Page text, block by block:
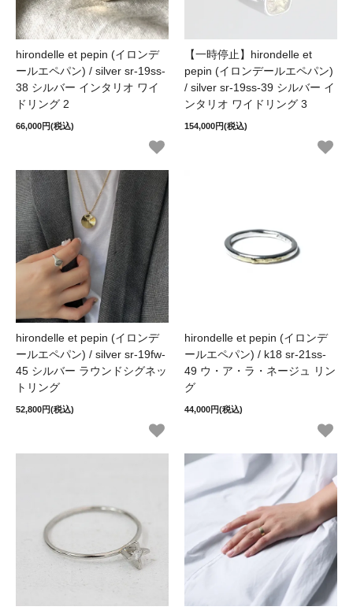
hirondelle et pepin (イロンデ
ールエペパン) / silver sr-19ss-
38 シルバー インタリオ ワイ
ドリング 2
66,000円(税込)
【一時停止】hirondelle et
pepin (イロンデールエペパン)
/ silver sr-19ss-39 シルバー イ
ンタリオ ワイドリング 3
154,000円(税込)
hirondelle et pepin (イロンデ
ールエペパン) / silver sr-19fw-
45 シルバー ラウンドシグネッ
トリング
52,800円(税込)
hirondelle et pepin (イロンデ
ールエペパン) / k18 sr-21ss-
49 ウ・ア・ラ・ネージュ リン
グ
44,000円(税込)